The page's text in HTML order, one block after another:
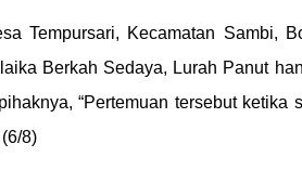
Tempursari, Kecamatan Sambi,
Berkah Sedaya, Lurah Panut
“Pertemuan tersebut
8)